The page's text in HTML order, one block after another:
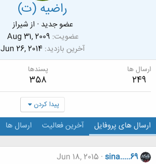
راضیه (ت)
عضو جدید · ازشیراز
عضویت Aug 31, 2009
آخرین بازدید Jun 26, 2014
ارسال ها
249
پسندها
358
پیدا کردن
ارسال های پروفایل آخرین فعالیت ارسال ها
sina.....69
Jun 18, 2015